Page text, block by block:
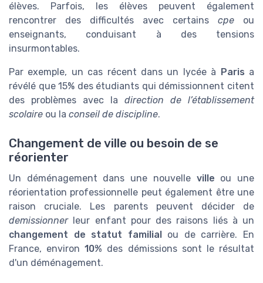
élèves. Parfois, les élèves peuvent également
rencontrer des difficultés avec certains cpe ou
enseignants, conduisant à des tensions
insurmontables.
Par exemple, un cas récent dans un lycée à Paris a
révélé que 15% des étudiants qui démissionnent citent
des problèmes avec la direction de l’établissement
scolaire ou la conseil de discipline.
Changement de ville ou besoin de se
réorienter
Un déménagement dans une nouvelle ville ou une
réorientation professionnelle peut également être une
raison cruciale. Les parents peuvent décider de
demissionnerleur enfant pour des raisons liés à un
changement de statut familialou de carrière. En
France, environ10% des démissions sont le résultat
d'un déménagement.